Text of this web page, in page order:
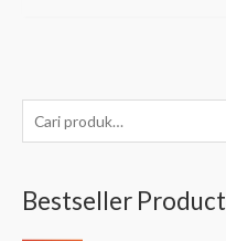
e
c
Bestseller Product